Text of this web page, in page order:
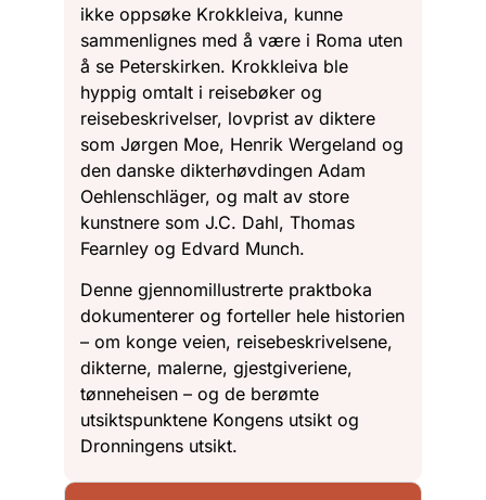
ikke oppsøke Krokkleiva, kunne
sammenlignes med å være i Roma uten
å se Peterskirken. Krokkleiva ble
hyppig omtalt i reisebøker og
reisebeskrivelser, lovprist av diktere
som Jørgen Moe, Henrik Wergeland og
den danske dikterhøvdingen Adam
Oehlenschläger, og malt av store
kunstnere som J.C. Dahl, Thomas
Fearnley og Edvard Munch.
Denne gjennomillustrerte praktboka
dokumenterer og forteller hele historien
– om konge veien, reisebeskrivelsene,
dikterne, malerne, gjestgiveriene,
tønneheisen – og de berømte
utsiktspunktene Kongens utsikt og
Dronningens utsikt.